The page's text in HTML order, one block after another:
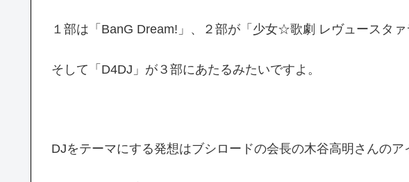
１部は「BanG Dream!」、２部が「少女☆歌劇 レヴュースタァ
そして「D4DJ」が３部にあたるみたいですよ。
DJをテーマにする発想はブシロードの会長の木谷高明さんのア